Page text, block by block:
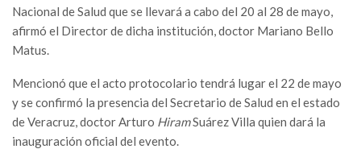
Nacional de Salud que se llevará a cabo del 20 al 28 de mayo,
afirmó el Director de dicha institución, doctor Mariano Bello
Matus.
Mencionó que el acto protocolario tendrá lugar el 22 de mayo
y se confirmó la presencia del Secretario de Salud en el estado
de Veracruz, doctor Arturo HiramSuárez Villa quien dará la
inauguración oficial del evento.